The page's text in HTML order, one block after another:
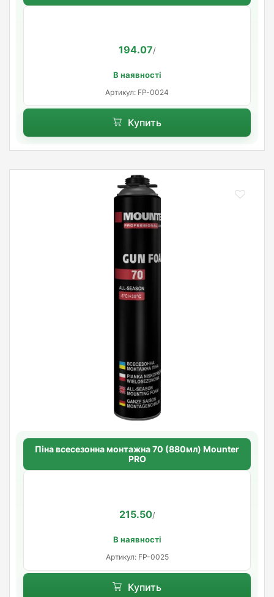
194.07/
В наявності
Артикул: FP-0024
Купить
Піна всесезонна монтажна 70 (880мл) Mounter
PRO
215.50/
В наявності
Артикул: FP-0025
Купить